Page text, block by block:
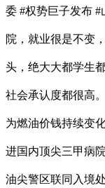
委 #权势巨子发布
院，就业很是不变
头，绝大大都学生
社会承认度都很高
为燃油价钱持续变
进国内顶尖三甲病
油尖警区联同入境